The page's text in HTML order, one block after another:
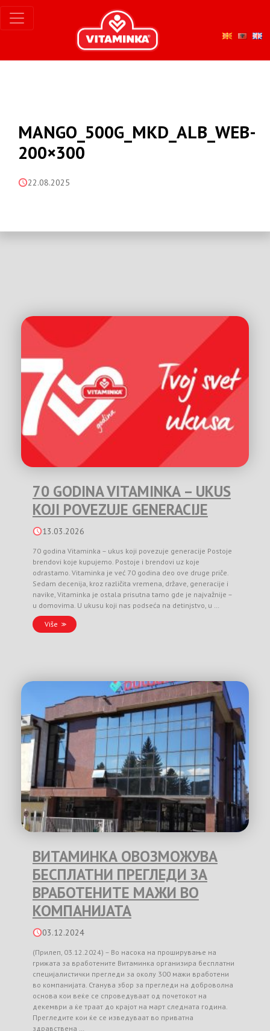
MANGO_500G_MKD_ALB_WEB-
200×300
22.08.2025
70 GODINA VITAMINKA – UKUS
KOJI POVEZUJE GENERACIJE
13.03.2026
70 godina Vitaminka – ukus koji povezuje generacije Postoje
brendovi koje kupujemo. Postoje i brendovi uz koje
odrastamo. Vitaminka je već 70 godina deo ove druge priče.
Sedam decenija, kroz različita vremena, države, generacije i
navike, Vitaminka je ostala prisutna tamo gde je najvažnije –
u domovima. U ukusu koji nas podseća na detinjstvo, u …
Više
ВИТАМИНКА ОВОЗМОЖУВА
БЕСПЛАТНИ ПРЕГЛЕДИ ЗА
ВРАБОТЕНИТЕ МАЖИ ВО
КОМПАНИЈАТА
03.12.2024
(Прилеп, 03.12.2024) – Во насока на проширување на
грижата за вработените Витаминка организира бесплатни
специјалистички прегледи за околу 300 мажи вработени
во компанијата. Станува збор за прегледи на доброволна
основа кои веќе се спроведуваат од почетокот на
декември а ќе траат до крајот на март следната година.
Прегледите кои ќе се изведуваат во приватна
здравствена …